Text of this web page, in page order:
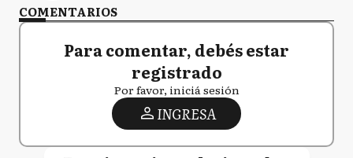
COMENTARIOS
Para comentar, debés estar
registrado
Por favor, iniciá sesión
INGRESA